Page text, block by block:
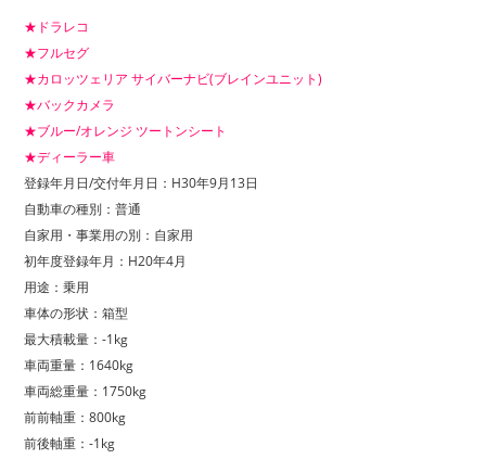
★ドラレコ
★フルセグ
★カロッツェリア サイバーナビ(ブレインユニット)
★バックカメラ
★ブルー/オレンジ ツートンシート
★ディーラー車
登録年月日/交付年月日：H30年9月13日
自動車の種別：普通
自家用・事業用の別：自家用
初年度登録年月：H20年4月
用途：乗用
車体の形状：箱型
最大積載量：-1kg
車両重量：1640kg
車両総重量：1750kg
前前軸重：800kg
前後軸重：-1kg